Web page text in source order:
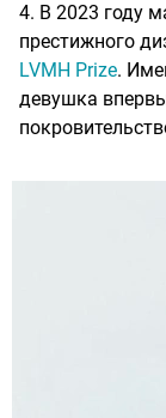
4. В 2023 году
престижного
LVMH Prize.
девушка